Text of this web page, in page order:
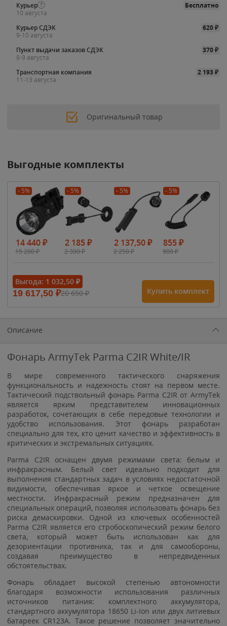
Курьер
Бесплатно
10 августа
Курьер СДЭК
620₽
9-10 августа
Пункт выдачи заказов СДЭК
370₽
8-9 августа
Транспортная компания
2 193₽
11-13 августа
Оригинальный товар
Выгодные комплекты
- 5%
14 440₽
15 200₽
- 5%
2 185₽
2 300₽
- 5%
2 137,50₽
2 250₽
- 5%
855₽
900₽
Выгода: 1 032,50 ₽
19 617,50 ₽20 650₽ Купить комплект
Описание
Фонарь ArmyTek Parma C2IR White/IR
В мире современного тактического снаряжения
функциональность и надежность стоят на первом месте.
Тактический подствольный фонарь Parma C2IR от ArmyTek
является ярким представителем инновационных
разработок, сочетающих в себе передовые технологии и
удобство использования. Этот фонарь разработан
специально для тех, кто ценит качество и эффективность в
критических и экстремальных ситуациях.
Parma C2IR оснащен двумя режимами света: белым и
инфракрасным. Белый свет идеально подходит для
выполнения стандартных задач в условиях недостаточной
видимости, обеспечивая яркое и четкое освещение
местности. Инфракрасный режим предназначен для
специальных операций, позволяя использовать фонарь без
риска демаскировки. Одной из ключевых особенностей
Parma C2IR является его стробоскопический режим белого
света, который может быть использован как для
дезориентации противника, так и для самообороны,
создавая преимущество в непредвиденных
обстоятельствах.
Фонарь обладает высокой степенью автономности
благодаря возможности использования различных
источников питания: комплектного аккумулятора,
стандартного аккумулятора 18650 Li-Ion или двух литиевых
батареек CR123A. Такое решение позволяет значительно